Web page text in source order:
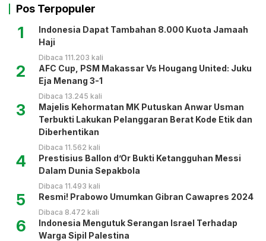
Pos Terpopuler
1
Indonesia Dapat Tambahan 8.000 Kuota Jamaah
Haji
Dibaca 111.203 kali
2
AFC Cup, PSM Makassar Vs Hougang United: Juku
Eja Menang 3-1
Dibaca 13.245 kali
3
Majelis Kehormatan MK Putuskan Anwar Usman
Terbukti Lakukan Pelanggaran Berat Kode Etik dan
Diberhentikan
Dibaca 11.562 kali
4
Prestisius Ballon d’Or Bukti Ketangguhan Messi
Dalam Dunia Sepakbola
Dibaca 11.493 kali
5 Resmi! Prabowo Umumkan Gibran Cawapres 2024
Dibaca 8.472 kali
6
Indonesia Mengutuk Serangan Israel Terhadap
Warga Sipil Palestina